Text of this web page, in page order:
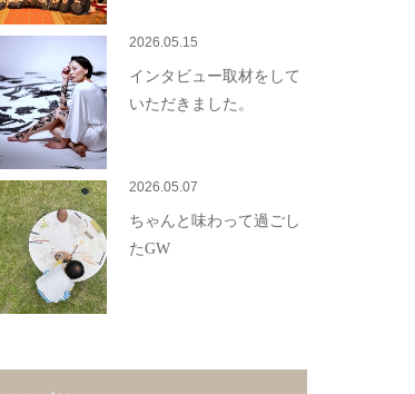
2026.05.15
インタビュー取材をして
いただきました。
2026.05.07
ちゃんと味わって過ごし
たGW